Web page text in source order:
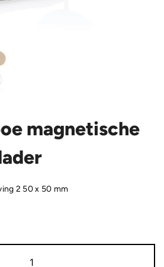
magnetische
2 50 x 50 mm
bamboe